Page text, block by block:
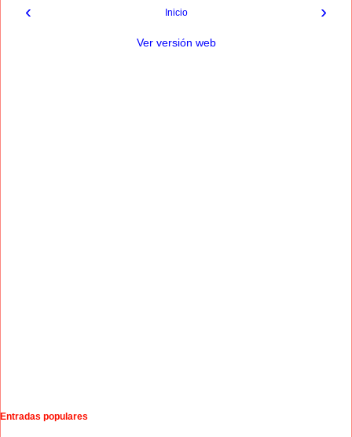
‹ ›
Inicio
Ver versión web
Entradas populares